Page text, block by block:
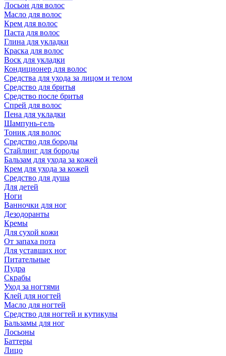
Лосьон для волос
Масло для волос
Крем для волос
Паста для волос
Глина для укладки
Краска для волос
Воск для укладки
Кондиционер для волос
Средства для ухода за лицом и телом
Средство для бритья
Средство после бритья
Спрей для волос
Пена для укладки
Шампунь-гель
Тоник для волос
Средство для бороды
Стайлинг для бороды
Бальзам для ухода за кожей
Крем для ухода за кожей
Средство для душа
Для детей
Ноги
Ванночки для ног
Дезодоранты
Кремы
Для сухой кожи
От запаха пота
Для уставших ног
Питательные
Пудра
Скрабы
Уход за ногтями
Клей для ногтей
Масло для ногтей
Средство для ногтей и кутикулы
Бальзамы для ног
Лосьоны
Баттеры
Лицо